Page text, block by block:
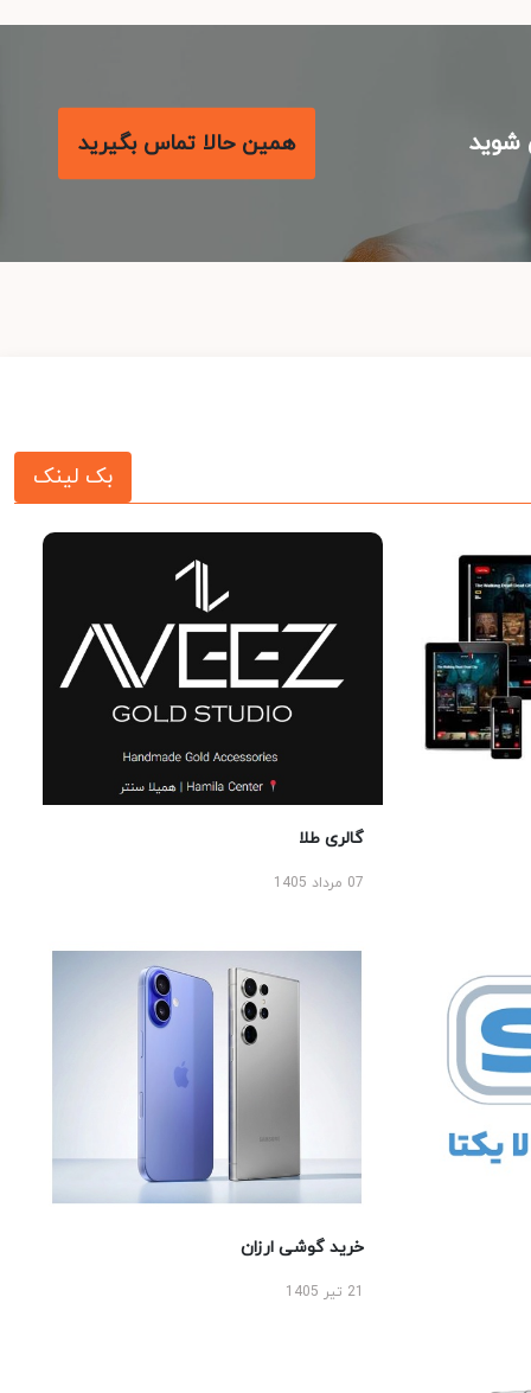
همین حالا تماس بگیرید
بک لینک
گالری طلا
07 مرداد 1405
خرید گوشی ارزان